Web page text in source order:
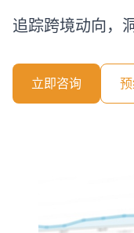
追踪跨境动向，
立即咨询